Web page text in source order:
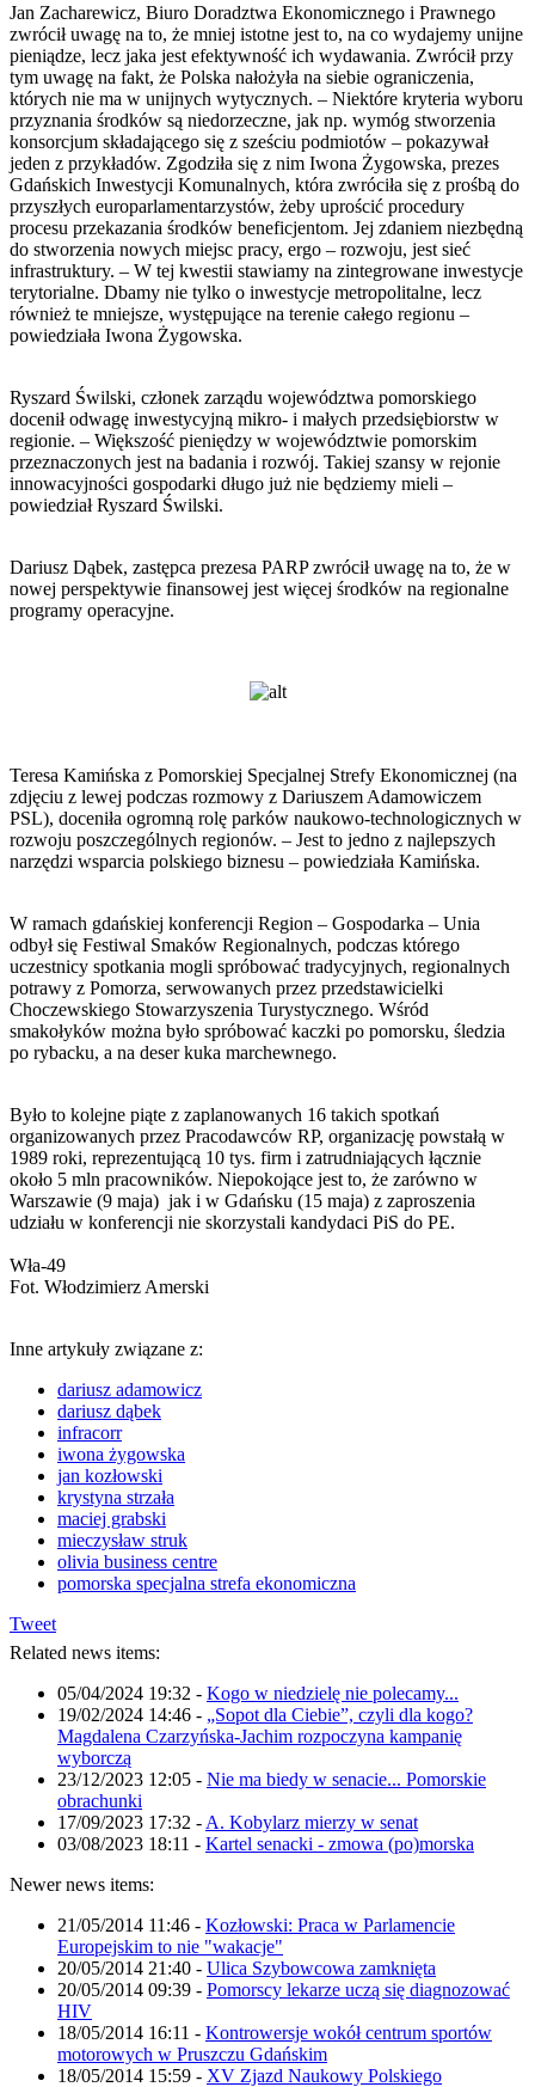
Jan Zacharewicz, Biuro Doradztwa Ekonomicznego i Prawnego
zwrócił uwagę na to, że mniej istotne jest to, na co wydajemy unijne
pieniądze, lecz jaka jest efektywność ich wydawania. Zwrócił przy
tym uwagę na fakt, że Polska nałożyła na siebie ograniczenia,
których nie ma w unijnych wytycznych. – Niektóre kryteria wyboru
przyznania środków są niedorzeczne, jak np. wymóg stworzenia
konsorcjum składającego się z sześciu podmiotów – pokazywał
jeden z przykładów. Zgodziła się z nim Iwona Żygowska, prezes
Gdańskich Inwestycji Komunalnych, która zwróciła się z prośbą do
przyszłych europarlamentarzystów, żeby uprościć procedury
procesu przekazania środków beneficjentom. Jej zdaniem niezbędną
do stworzenia nowych miejsc pracy, ergo – rozwoju, jest sieć
infrastruktury. – W tej kwestii stawiamy na zintegrowane inwestycje
terytorialne. Dbamy nie tylko o inwestycje metropolitalne, lecz
również te mniejsze, występujące na terenie całego regionu –
powiedziała Iwona Żygowska.
Ryszard Świlski, członek zarządu województwa pomorskiego
docenił odwagę inwestycyjną mikro- i małych przedsiębiorstw w
regionie. – Większość pieniędzy w województwie pomorskim
przeznaczonych jest na badania i rozwój. Takiej szansy w rejonie
innowacyjności gospodarki długo już nie będziemy mieli –
powiedział Ryszard Świlski.
Dariusz Dąbek, zastępca prezesa PARP zwrócił uwagę na to, że w
nowej perspektywie finansowej jest więcej środków na regionalne
programy operacyjne.
Teresa Kamińska z Pomorskiej Specjalnej Strefy Ekonomicznej (na
zdjęciu z lewej podczas rozmowy z Dariuszem Adamowiczem
PSL), doceniła ogromną rolę parków naukowo-technologicznych w
rozwoju poszczególnych regionów. – Jest to jedno z najlepszych
narzędzi wsparcia polskiego biznesu – powiedziała Kamińska.
W ramach gdańskiej konferencji Region – Gospodarka – Unia
odbył się Festiwal Smaków Regionalnych, podczas którego
uczestnicy spotkania mogli spróbować tradycyjnych, regionalnych
potrawy z Pomorza, serwowanych przez przedstawicielki
Choczewskiego Stowarzyszenia Turystycznego. Wśród
smakołyków można było spróbować kaczki po pomorsku, śledzia
po rybacku, a na deser kuka marchewnego.
Było to kolejne piąte z zaplanowanych 16 takich spotkań
organizowanych przez Pracodawców RP, organizację powstałą w
1989 roki, reprezentującą 10 tys. firm i zatrudniających łącznie
około 5 mln pracowników. Niepokojące jest to, że zarówno w
Warszawie (9 maja) jak i w Gdańsku (15 maja) z zaproszenia
udziału w konferencji nie skorzystali kandydaci PiS do PE.
Wła-49
Fot. Włodzimierz Amerski
Inne artykuły związane z:
dariusz adamowicz
dariusz dąbek
infracorr
iwona żygowska
jan kozłowski
krystyna strzała
maciej grabski
mieczysław struk
olivia business centre
pomorska specjalna strefa ekonomiczna
Tweet
Related news items:
05/04/2024 19:32 - Kogo w niedzielę nie polecamy...
19/02/2024 14:46 - „Sopot dla Ciebie”, czyli dla kogo?
Magdalena Czarzyńska-Jachim rozpoczyna kampanię
wyborczą
23/12/2023 12:05 - Nie ma biedy w senacie... Pomorskie
obrachunki
17/09/2023 17:32 - A. Kobylarz mierzy w senat
03/08/2023 18:11 - Kartel senacki - zmowa (po)morska
Newer news items:
21/05/2014 11:46 - Kozłowski: Praca w Parlamencie
Europejskim to nie "wakacje"
20/05/2014 21:40 - Ulica Szybowcowa zamknięta
20/05/2014 09:39 - Pomorscy lekarze uczą się diagnozować
HIV
18/05/2014 16:11 - Kontrowersje wokół centrum sportów
motorowych w Pruszczu Gdańskim
18/05/2014 15:59 - XV Zjazd Naukowy Polskiego